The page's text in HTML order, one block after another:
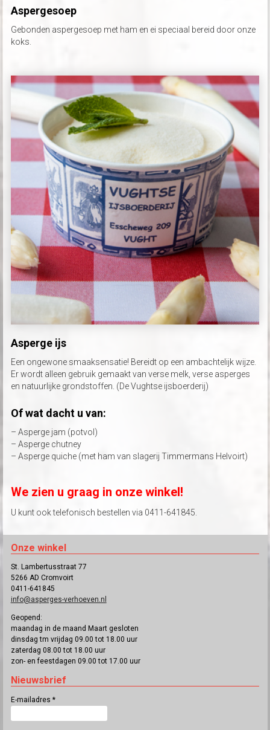
Aspergesoep
Gebonden aspergesoep met ham en ei speciaal bereid door onze
koks.
Asperge ijs
Een ongewone smaaksensatie! Bereidt op een ambachtelijk wijze.
Er wordt alleen gebruik gemaakt van verse melk, verse asperges
en natuurlijke grondstoffen. (De Vughtse ijsboerderij)
Of wat dacht u van:
– Asperge jam (potvol)
– Asperge chutney
– Asperge quiche (met ham van slagerij Timmermans Helvoirt)
We zien u graag in onze winkel!
U kunt ook telefonisch bestellen via 0411-641845.
Onze winkel
St. Lambertusstraat 77
5266 AD Cromvoirt
0411-641845
info@asperges-verhoeven.nl
Geopend:
maandag in de maand Maart gesloten
dinsdag tm vrijdag 09.00 tot 18.00 uur
zaterdag 08.00 tot 18.00 uur
zon- en feestdagen 09.00 tot 17.00 uur
Nieuwsbrief
E-mailadres *